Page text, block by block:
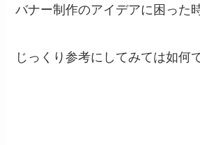
バナー制作のアイデアに困った
じっくり参考にしてみては如何